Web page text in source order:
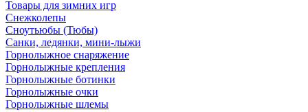
Товары для зимних игр
Снежколепы
Сноутьюбы (Тюбы)
Санки, ледянки, мини-лыжи
Горнолыжное снаряжение
Горнолыжные крепления
Горнолыжные ботинки
Горнолыжные очки
Горнолыжные шлемы